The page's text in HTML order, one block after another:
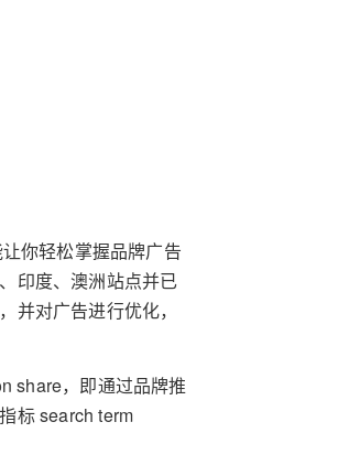
你轻松掌握品牌广告
印度、澳洲站点并已
对广告进行优化，
share，即通过品牌推
标 search term